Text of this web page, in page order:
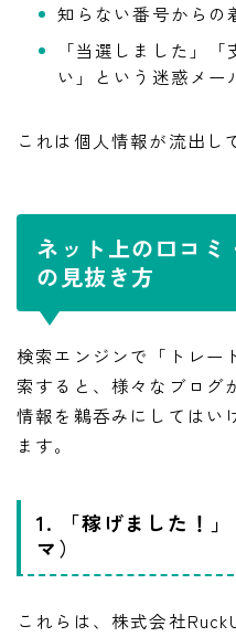
知らない番号からの
「当選しました」
い」という迷惑メー
これは個人情報が流出し
ネット上の口コミ
の見抜き方
検索エンジンで「トレー
索すると、様々なブログ
情報を鵜呑みにしてはい
ます。
1. 「稼げました！
マ）
これらは、株式会社